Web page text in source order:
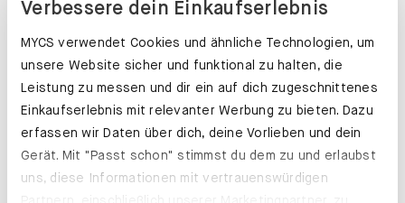
Verbessere dein Einkaufserlebnis
MYCS verwendet Cookies und ähnliche Technologien, um
unsere Website sicher und funktional zu halten, die
Leistung zu messen und dir ein auf dich zugeschnittenes
Einkaufserlebnis mit relevanter Werbung zu bieten. Dazu
erfassen wir Daten über dich, deine Vorlieben und dein
Gerät. Mit "Passt schon" stimmst du dem zu und erlaubst
uns, diese Informationen mit vertrauenswürdigen